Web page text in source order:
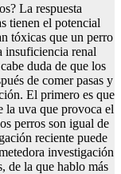
La respuesta
tienen el potencial
tóxicas que un perro
insuficiencia renal
duda de que los
de comer pasas y
El primero es que
la uva que provoca el
perros son igual de
reciente puede
investigación
de la que hablo más